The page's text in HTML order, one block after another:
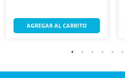
AGREGAR AL CARRITO